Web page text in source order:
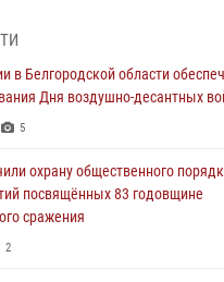
при атаке FPV-дрона ВСУ
росгвардейцы пресекли свыше
в Белгородской области
Дня воздушно-десантных
5
охрану общественного
посвящённых 83 годовщине
сражения
2